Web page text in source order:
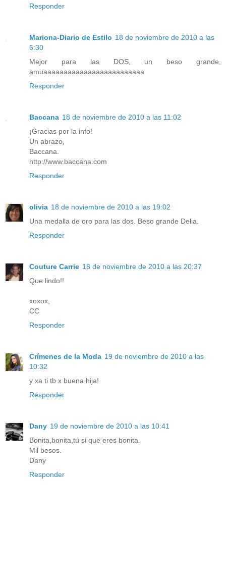
Responder
Mariona-Diario de Estilo 18 de noviembre de 2010 a las
6:30
Mejor para las DOS, un beso grande,
amuaaaaaaaaaaaaaaaaaaaaaaaaa
Responder
Baccana 18 de noviembre de 2010 a las 11:02
¡Gracias por la info!
Un abrazo,
Baccana.
http://www.baccana.com
Responder
olivia 18 de noviembre de 2010 a las 19:02
Una medalla de oro para las dos. Beso grande Delia.
Responder
Couture Carrie 18 de noviembre de 2010 a las 20:37
Que lindo!!
xoxox,
CC
Responder
Crímenes de la Moda 19 de noviembre de 2010 a las
10:32
y xa ti tb x buena hija!
Responder
Dany 19 de noviembre de 2010 a las 10:41
Bonita,bonita,tú si que eres bonita.
Mil besos.
Dany
Responder